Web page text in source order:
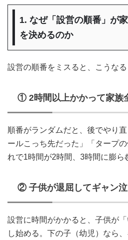
1. なぜ「設営の順番」が
を決めるのか
設営の順番をミスると、こうなる
① 2時間以上かかって家族
順番がランダムだと、後でやり
ールこっち先だった」「タープ
れで1時間が2時間、3時間に膨ら
② 子供が退屈してギャン
設営に時間がかかると、子供が
し始める。下の子（幼児）なら